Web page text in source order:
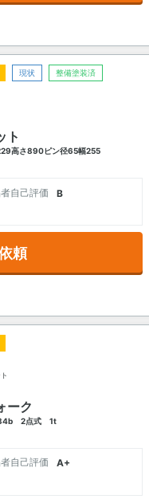
現状 整備塗装済
ト
高さ890ピン径65幅255
自己評価
B
頼
ーク
2点式 1t
自己評価
A+